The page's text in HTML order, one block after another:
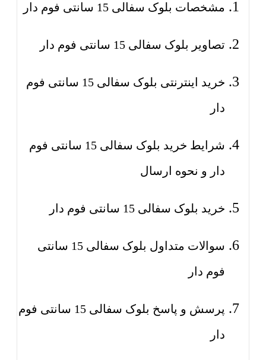
مشخصات بلوک سفالی 15 سانتی فوم دار
تصاویر بلوک سفالی 15 سانتی فوم دار
خرید اینترنتی بلوک سفالی 15 سانتی فوم
دار
شرایط خرید بلوک سفالی 15 سانتی فوم
دار و نحوه ارسال
خرید بلوک سفالی 15 سانتی فوم دار
سوالات متداول بلوک سفالی 15 سانتی
فوم دار
پرسش و پاسخ بلوک سفالی 15 سانتی فوم
دار